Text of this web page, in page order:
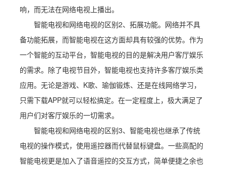
响，而无法在网络电视上播出。
智能电视和网络电视的区别2、拓展功能。网络并不具
备功能拓展，而智能电视在这方面却具有较强的优势。作为
一个智能的互动平台，智能电视的目的是解决用户客厅娱乐
的需求。除了电视节目外，智能电视也支持许多客厅娱乐类
应用。无论是游戏、K歌、瑜伽锻炼、还是在线网络学习，
只需下载APP就可以轻松搞定。在一定程度上，极大满足了
用户们对客厅娱乐的一切需求。
智能电视和网络电视的区别3、智能电视也继承了传统
电视的操作模式，使用遥控器而代替鼠标键盘。一些高配的
智能电视更是加入了语音遥控的交互方式，简单便捷之余也